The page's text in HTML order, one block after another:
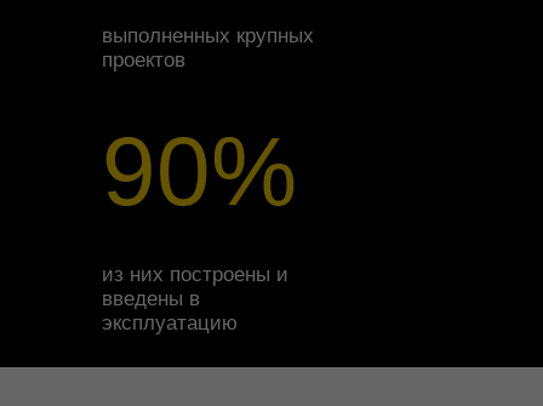
выполненных крупных
проектов
из них построены и
введены в
эксплуатацию
90%